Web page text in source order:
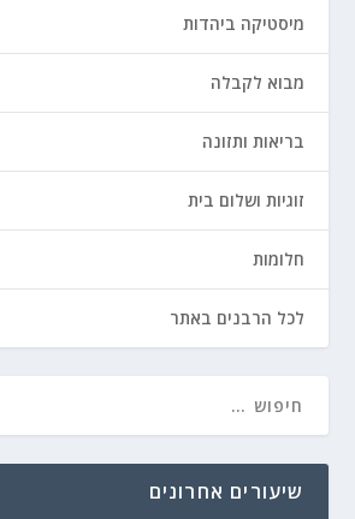
מיסטיקה ביהדות
מבוא לקבלה
בריאות ותזונה
זוגיות ושלום בית
חלומות
לכל הרבנים באתר
שיעורים אחרונים